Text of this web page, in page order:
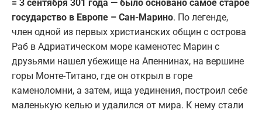
= 3 сентября 301 года — было основано самое старое
государство в Европе – Сан-Марино. По легенде,
член одной из первых христианских общин с острова
Раб в Адриатическом море каменотес Марин с
друзьями нашел убежище на Апеннинах, на вершине
горы Монте-Титано, где он открыл в горе
каменоломни, а затем, ища уединения, построил себе
маленькую келью и удалился от мира. К нему стали